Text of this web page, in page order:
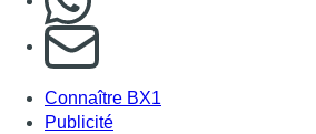
S'abonner à notre newsletter
Connaître BX1
Publicité